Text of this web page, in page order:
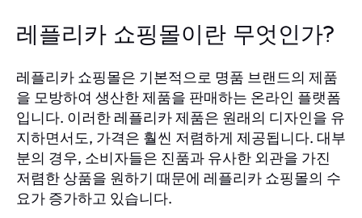
레플리카 쇼핑몰이란 무엇인가?
레플리카 쇼핑몰은 기본적으로 명품 브랜드의 제품
을 모방하여 생산한 제품을 판매하는 온라인 플랫폼
입니다. 이러한 레플리카 제품은 원래의 디자인을 유
지하면서도, 가격은 훨씬 저렴하게 제공됩니다. 대부
분의 경우, 소비자들은 진품과 유사한 외관을 가진
저렴한 상품을 원하기 때문에 레플리카 쇼핑몰의 수
요가 증가하고 있습니다.